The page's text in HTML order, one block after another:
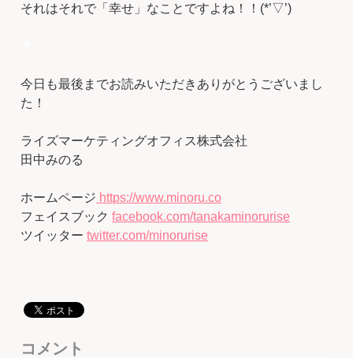
それはそれで「幸せ」なことですよね！！(*’▽’)
今日も最後までお読みいただきありがとうございまし
た！
ライズマーケティングオフィス株式会社
田中みのる
ホームページ https://www.minoru.co
フェイスブックfacebook.com/tanakaminorurise
ツイッターtwitter.com/minorurise
コメント